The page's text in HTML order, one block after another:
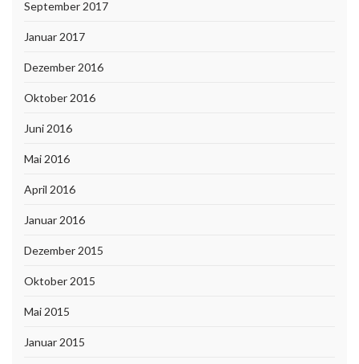
September 2017
Januar 2017
Dezember 2016
Oktober 2016
Juni 2016
Mai 2016
April 2016
Januar 2016
Dezember 2015
Oktober 2015
Mai 2015
Januar 2015